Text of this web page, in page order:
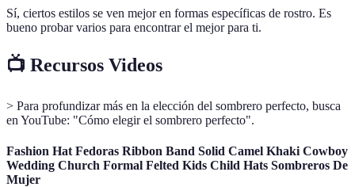
Sí, ciertos estilos se ven mejor en formas específicas de rostro. Es
bueno probar varios para encontrar el mejor para ti.
📺 Recursos Videos
> Para profundizar más en la elección del sombrero perfecto, busca
en YouTube: "Cómo elegir el sombrero perfecto".
Fashion Hat Fedoras Ribbon Band Solid Camel Khaki Cowboy
Wedding Church Formal Felted Kids Child Hats Sombreros De
Mujer